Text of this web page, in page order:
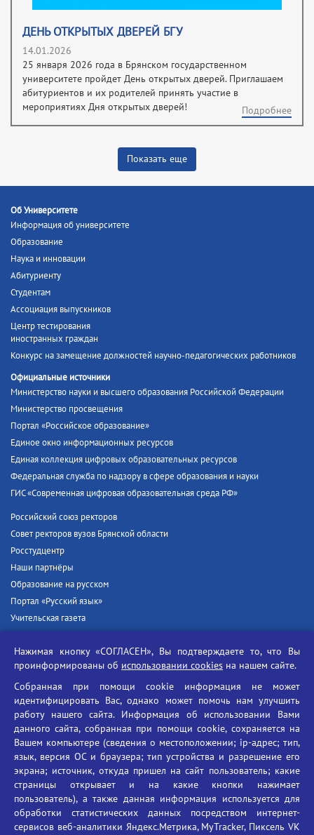
ДЕНЬ ОТКРЫТЫХ ДВЕРЕЙ БГУ
14.01.2026
25 января 2026 года в Брянском государственном
университете пройдет День открытых дверей. Приглашаем
абитуриентов и их родителей принять участие в
мероприятиях Дня открытых дверей!
Подробнее
Показать еще
Об Университете
Информация об университете
Образование
Наука и инновации
Абитуриенту
Студентам
Ассоциация выпускников
Центр тестирования
иностранных граждан
Конкурс на замещение должностей научно-педагогических работников
Официальные источники
Министерство науки и высшего образования Российской Федерации
Министерство просвещения
Портал «Российское образование»
Единое окно информационных ресурсов
Единая коллекция цифровых образовательных ресурсов
Федеральная служба по надзору в сфере образования и науки
ГИС «Современная цифровая образовательная среда РФ»
Российский союз ректоров
Совет ректоров вузов Брянской области
Росстудцентр
Наши партнёры
Образование на русском
Портал «Русский язык»
Учительская газета
Единый портал государственных услуг
Противодействие угрозам информационной безопасности
Социальные ролики - Генеральная прокуратура РФ
Противодействие коррупции
БГУ против наркотиков
Брянский государственный университет
имени академика И.Г. Петровского
Время работы: пн-пт 09:00-18:00
Нажимая кнопку «СОГЛАСЕН», Вы подтверждаете то, что Вы
проинформированы об использовании cookies на нашем сайте.
Собранная при помощи cookie информация не может
идентифицировать Вас, однако может помочь нам улучшить
работу нашего сайта. Информация об использовании Вами
данного сайта, собранная при помощи cookie, сохраняется на
Вашем компьютере (сведения о местоположении; ip-адрес; тип,
язык, версия ОС и браузера; тип устройства и разрешение его
экрана; источник, откуда пришел на сайт пользователь; какие
страницы открывает и на какие кнопки нажимает
пользователь), а также данная информация используется для
обработки статистических данных посредством интернет-
сервисов веб-аналитики Яндекс.Метрика, MyTracker, Пиксель VK